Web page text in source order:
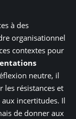
à des
organisationnel
contextes pour
neutre, il
les résistances et
aux incertitudes. Il
de donner aux